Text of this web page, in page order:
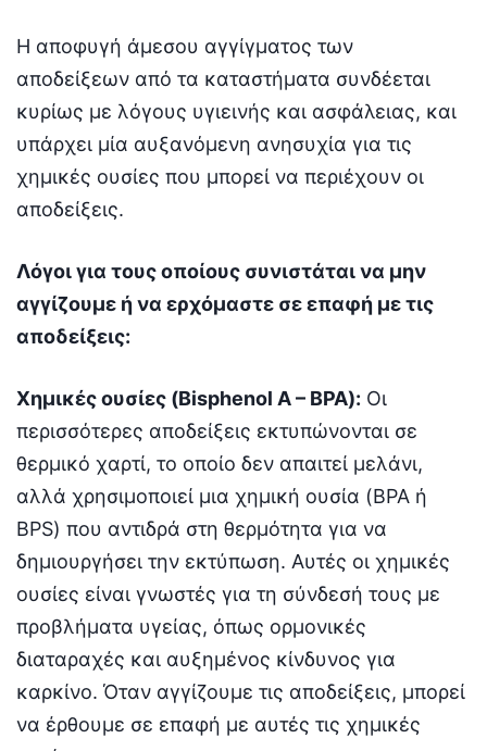
Η αποφυγή άμεσου αγγίγματος των
αποδείξεων από τα καταστήματα συνδέεται
κυρίως με λόγους υγιεινής και ασφάλειας, και
υπάρχει μία αυξανόμενη ανησυχία για τις
χημικές ουσίες που μπορεί να περιέχουν οι
αποδείξεις.
Λόγοι για τους οποίους συνιστάται να μην
αγγίζουμε ή να ερχόμαστε σε επαφή με τις
αποδείξεις:
Χημικές ουσίες (Bisphenol A – BPA): Οι
περισσότερες αποδείξεις εκτυπώνονται σε
θερμικό χαρτί, το οποίο δεν απαιτεί μελάνι,
αλλά χρησιμοποιεί μια χημική ουσία (BPA ή
BPS) που αντιδρά στη θερμότητα για να
δημιουργήσει την εκτύπωση. Αυτές οι χημικές
ουσίες είναι γνωστές για τη σύνδεσή τους με
προβλήματα υγείας, όπως ορμονικές
διαταραχές και αυξημένος κίνδυνος για
καρκίνο. Όταν αγγίζουμε τις αποδείξεις, μπορεί
να έρθουμε σε επαφή με αυτές τις χημικές